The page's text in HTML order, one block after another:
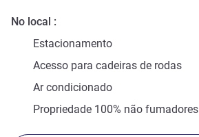
No local
Estacionamento
Acesso para cadeiras de rodas
Ar condicionado
Propriedade 100% não fumadores